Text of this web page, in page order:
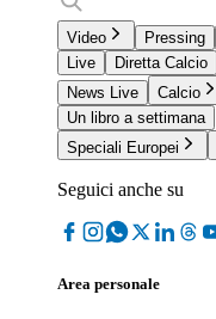
Video Pressing
Live
Diretta Calcio
News Live
Calcio
Un libro a settimana
Speciali Europei
Seguici anche su
Area personale